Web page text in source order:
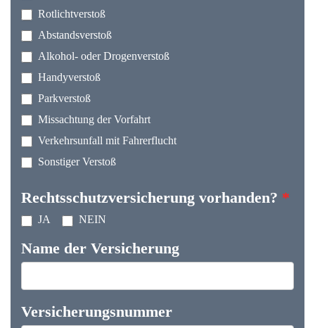
Rotlichtverstoß
Abstandsverstoß
Alkohol- oder Drogenverstoß
Handyverstoß
Parkverstoß
Missachtung der Vorfahrt
Verkehrsunfall mit Fahrerflucht
Sonstiger Verstoß
Rechtsschutzversicherung vorhanden? *
JA NEIN
Name der Versicherung
Versicherungsnummer